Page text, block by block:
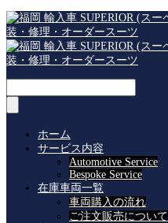
ホーム
サービス内容
Automotive Service
Bespoke Service
在庫車両一覧
車両購入の流れ
ご注文販売について